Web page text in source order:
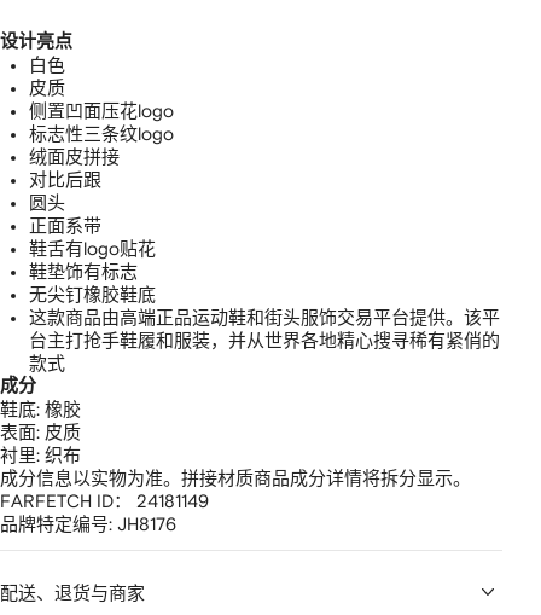
设计亮点
白色
皮质
侧置凹面压花logo
标志性三条纹logo
绒面皮拼接
对比后跟
圆头
正面系带
鞋舌有logo贴花
鞋垫饰有标志
无尖钉橡胶鞋底
这款商品由高端正品运动鞋和街头服饰交易平台提供。该平
台主打抢手鞋履和服装，并从世界各地精心搜寻稀有紧俏的
款式
成分
鞋底: 橡胶
表面: 皮质
衬里: 织布
成分信息以实物为准。拼接材质商品成分详情将拆分显示。
FARFETCH ID： 24181149
品牌特定编号: JH8176
配送、退货与商家